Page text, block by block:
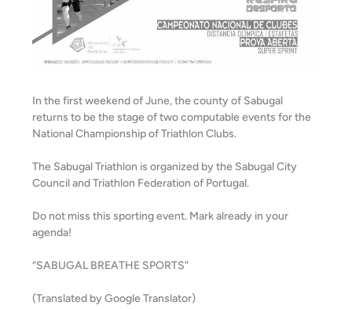
In the first weekend of June, the county of Sabugal
returns to be the stage of two computable events for the
National Championship of Triathlon Clubs.
The Sabugal Triathlon is organized by the Sabugal City
Council and Triathlon Federation of Portugal.
Do not miss this sporting event. Mark already in your
agenda!
“SABUGAL BREATHE SPORTS”
(Translated by Google Translator)